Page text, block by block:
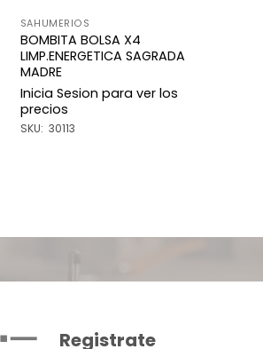
SAHUMERIOS
BOMBITA BOLSA X4
LIMP.ENERGETICA SAGRADA
MADRE
Inicia Sesion para ver los
precios
SKU: 30113
Registrate